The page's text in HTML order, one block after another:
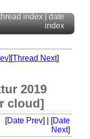
index
date
index
][Thread Next]
2019
cloud]
[Date Prev] | [Date
Next]